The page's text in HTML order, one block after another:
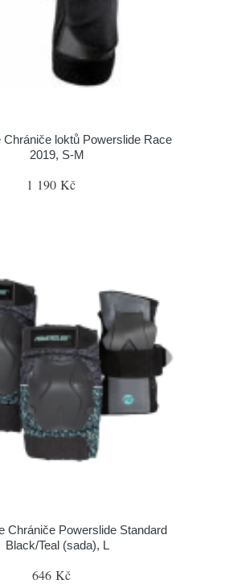
Chrániče loktů Powerslide Race
2019, S-M
1 190 Kč
Chrániče Powerslide Standard
Black/Teal (sada), L
646 Kč